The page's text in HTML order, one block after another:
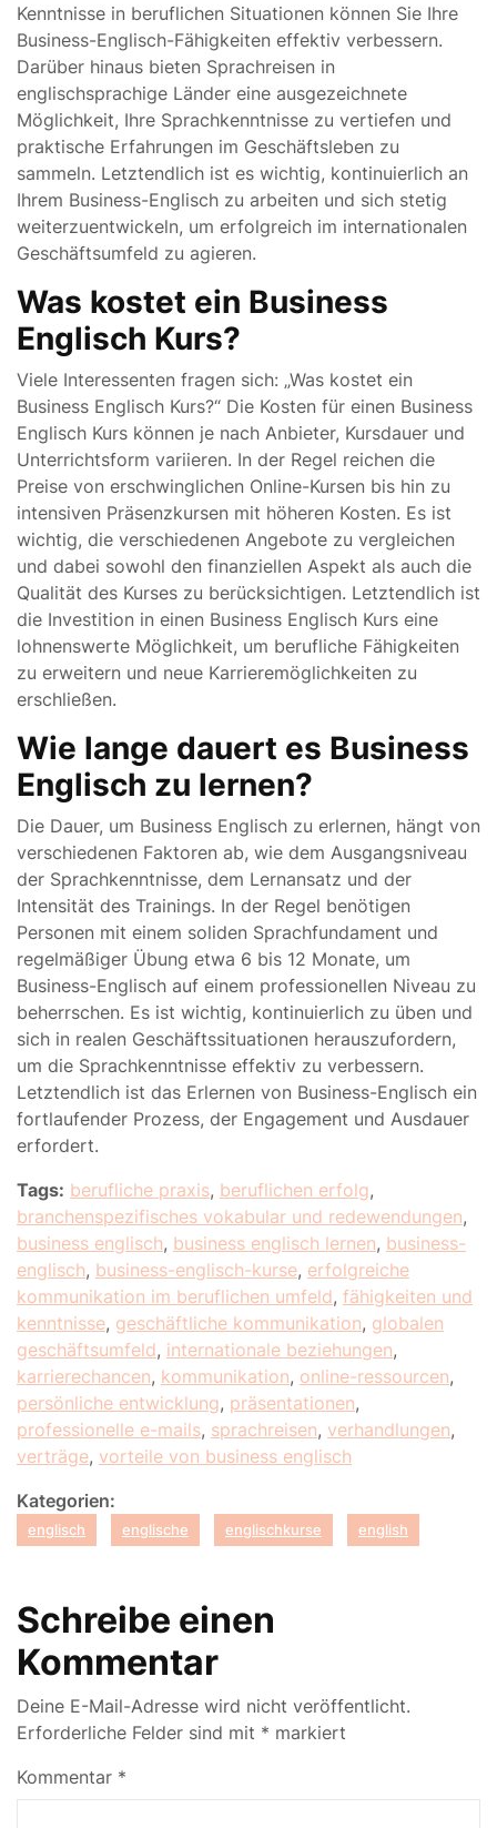
Kenntnisse in beruflichen Situationen können Sie Ihre
Business-Englisch-Fähigkeiten effektiv verbessern.
Darüber hinaus bieten Sprachreisen in
englischsprachige Länder eine ausgezeichnete
Möglichkeit, Ihre Sprachkenntnisse zu vertiefen und
praktische Erfahrungen im Geschäftsleben zu
sammeln. Letztendlich ist es wichtig, kontinuierlich an
Ihrem Business-Englisch zu arbeiten und sich stetig
weiterzuentwickeln, um erfolgreich im internationalen
Geschäftsumfeld zu agieren.
Was kostet ein Business
Englisch Kurs?
Viele Interessenten fragen sich: „Was kostet ein
Business Englisch Kurs?“ Die Kosten für einen Business
Englisch Kurs können je nach Anbieter, Kursdauer und
Unterrichtsform variieren. In der Regel reichen die
Preise von erschwinglichen Online-Kursen bis hin zu
intensiven Präsenzkursen mit höheren Kosten. Es ist
wichtig, die verschiedenen Angebote zu vergleichen
und dabei sowohl den finanziellen Aspekt als auch die
Qualität des Kurses zu berücksichtigen. Letztendlich ist
die Investition in einen Business Englisch Kurs eine
lohnenswerte Möglichkeit, um berufliche Fähigkeiten
zu erweitern und neue Karrieremöglichkeiten zu
erschließen.
Wie lange dauert es Business
Englisch zu lernen?
Die Dauer, um Business Englisch zu erlernen, hängt von
verschiedenen Faktoren ab, wie dem Ausgangsniveau
der Sprachkenntnisse, dem Lernansatz und der
Intensität des Trainings. In der Regel benötigen
Personen mit einem soliden Sprachfundament und
regelmäßiger Übung etwa 6 bis 12 Monate, um
Business-Englisch auf einem professionellen Niveau zu
beherrschen. Es ist wichtig, kontinuierlich zu üben und
sich in realen Geschäftssituationen herauszufordern,
um die Sprachkenntnisse effektiv zu verbessern.
Letztendlich ist das Erlernen von Business-Englisch ein
fortlaufender Prozess, der Engagement und Ausdauer
erfordert.
Tags: berufliche praxis, beruflichen erfolg,
branchenspezifisches vokabular und redewendungen,
business englisch, business englisch lernen, business-
englisch, business-englisch-kurse, erfolgreiche
kommunikation im beruflichen umfeld, fähigkeiten und
kenntnisse, geschäftliche kommunikation, globalen
geschäftsumfeld, internationale beziehungen,
karrierechancen, kommunikation, online-ressourcen,
persönliche entwicklung, präsentationen,
professionelle e-mails, sprachreisen, verhandlungen,
verträge, vorteile von business englisch
Kategorien:
englisch englische englischkurse english
Schreibe einen
Kommentar
Deine E-Mail-Adresse wird nicht veröffentlicht.
Erforderliche Felder sind mit * markiert
Kommentar *